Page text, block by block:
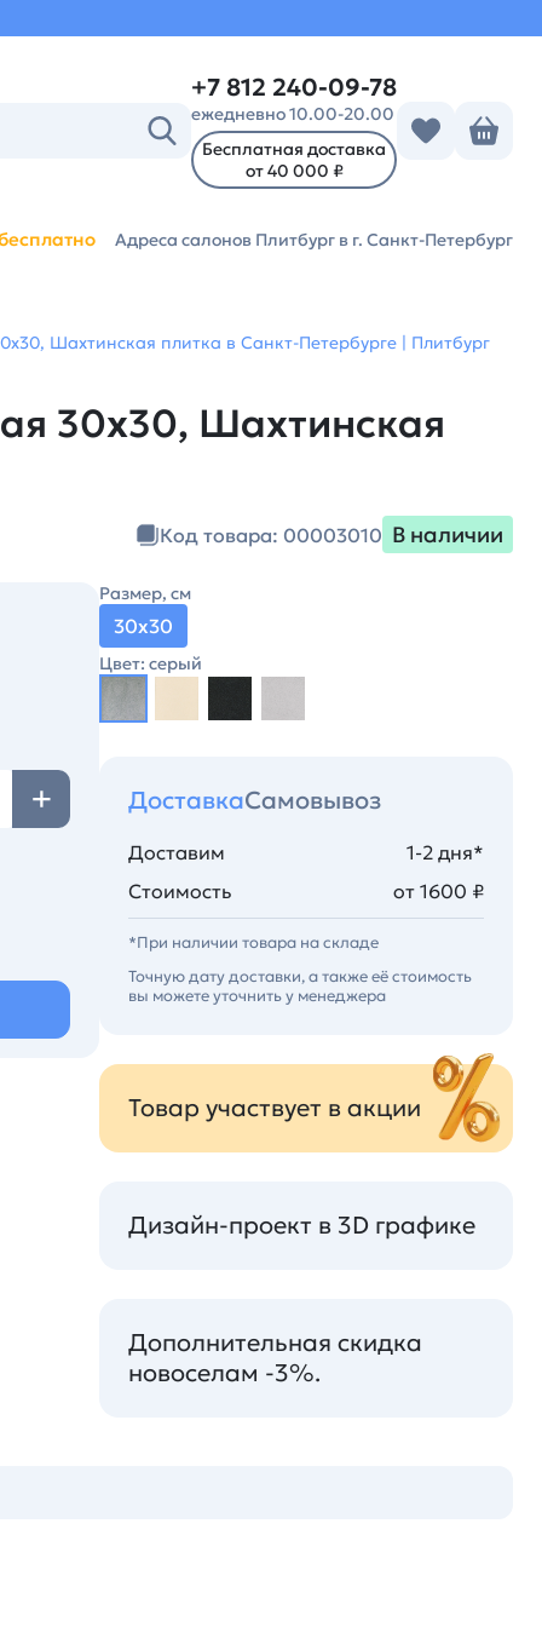
+7 812 240-09-78
ежедневно 10.00-20.00
Бесплатная доставка
от 40 000 ₽
Адреса салонов Плитбург в г. Санкт-Петербург
Шахтинская плитка в Санкт-Петербурге | Плитбург
30х30, Шахтинская
Код товара: 00003010 В наличии
Размер, см
30х30
Цвет: серый
ДоставкаСамовывоз
Доставим
1-2 дня*
Стоимость
от 1600 ₽
*При наличии товара на складе
Точную дату доставки, а также её стоимость
вы можете уточнить у менеджера
Товар участвует в акции
Дизайн-проект в 3D графике
Дополнительная скидка
новоселам -3%.